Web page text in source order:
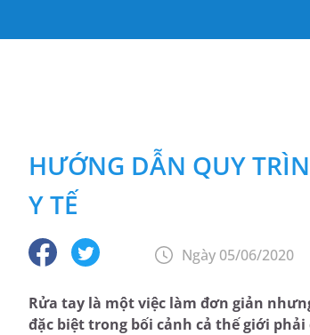
HƯỚNG DẪN QUY
Y TẾ
Ngày 05/06/2020
Rửa tay là một việc làm đơn giản
đặc biệt trong bối cảnh cả thế giới